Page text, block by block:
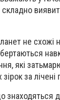
не
які
за лічені